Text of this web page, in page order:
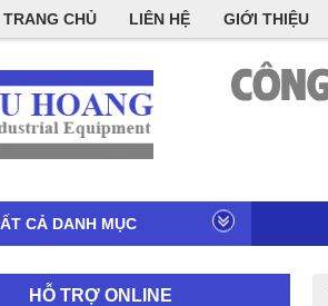
TRANG CHỦ LIÊN HỆ GIỚI THIỆU
CẢ DANH MỤC
HỖ TRỢ ONLINE